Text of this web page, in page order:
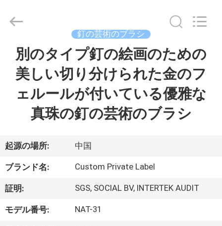
ク
ト
私
達
2017
Chanmy
Cosmetics
釘の芸術のブラシ
別のタイプ釘の絵画のための
美しい切り分けられた金のフ
ェルールが付いている優雅な
真珠の釘の芸術のブラシ
起源の場所: 中国
ブランド名: Custom Private Label
証明: SGS, SOCIAL BV, INTERTEK AUDIT
モデル番号: NAT-31